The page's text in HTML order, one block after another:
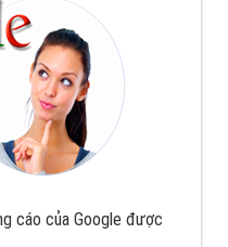
cáo của Google được